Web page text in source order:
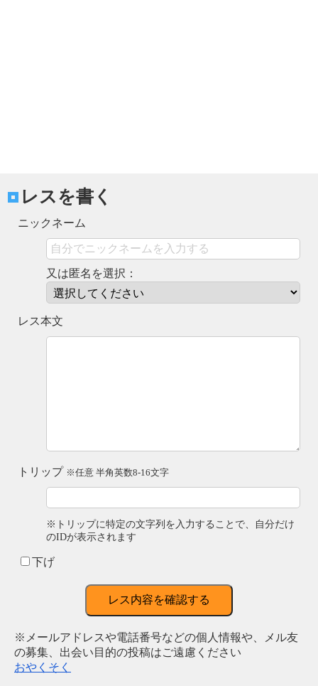
レスを書く
ニックネーム
又は匿名を選択：
レス本文
トリップ ※任意 半角英数8-16文字
※トリップに特定の文字列を入力することで、自分だけ
のIDが表示されます
下げ
レス内容を確認する
※メールアドレスや電話番号などの個人情報や、メル友
の募集、出会い目的の投稿はご遠慮ください
おやくそく